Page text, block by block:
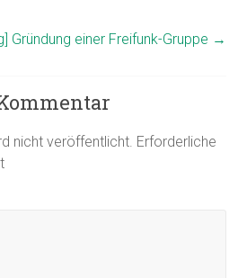
Gründung einer Freifunk-Gruppe →
nicht veröffentlicht. Erforderliche